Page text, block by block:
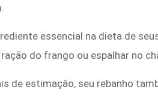
essencial na dieta de
do frango ou espalhar no
de estimação, seu rebanho